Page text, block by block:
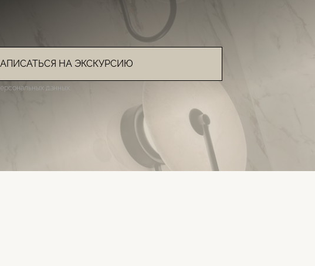
НА ЭКСКУРСИЮ
данных.